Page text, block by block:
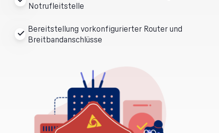
Notrufleitstelle
Bereitstellung vorkonfigurierter Router und
Breitbandanschlüsse